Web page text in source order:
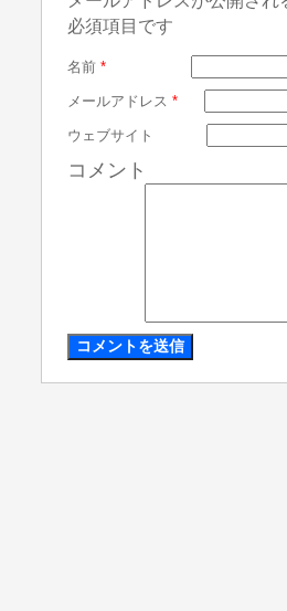
必須項目です
名前 *
メールアドレス *
ウェブサイト
コメント